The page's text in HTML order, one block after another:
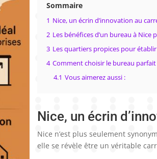
Sommaire
1 Nice, un écrin d’innovation au
2 Les bénéfices d’un bureau à
3 Les quartiers propices pour
4 Comment choisir le bureau
4.1 Vous aimerez aussi :
Nice, un écrin
Nice n’est plus seulement
elle se révèle être un véritable